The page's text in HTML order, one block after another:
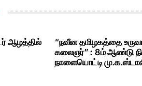
ஆழத்தில்
“நவீன தமிழகத்தை
கலைஞர்” : 8ம் ஆண்டு
நாளையொட்டி